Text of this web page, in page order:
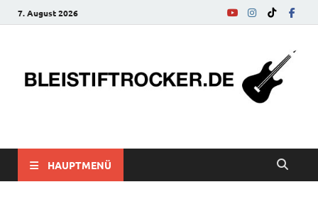
7. August 2026
bleistiftrocker.de
HAUPTMENÜ